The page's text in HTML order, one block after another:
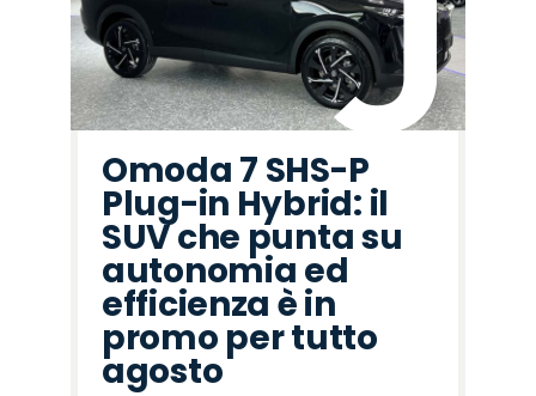
Omoda 7 SHS-P
Plug-in Hybrid: il
SUV che punta su
autonomia ed
efficienza è in
promo per tutto
agosto